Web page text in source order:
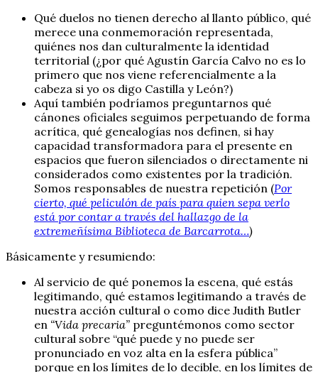
Qué duelos no tienen derecho al llanto público, qué
merece una conmemoración representada,
quiénes nos dan culturalmente la identidad
territorial (¿por qué Agustín García Calvo no es lo
primero que nos viene referencialmente a la
cabeza si yo os digo Castilla y León?)
Aquí también podríamos preguntarnos qué
cánones oficiales seguimos perpetuando de forma
acrítica, qué genealogías nos definen, si hay
capacidad transformadora para el presente en
espacios que fueron silenciados o directamente ni
considerados como existentes por la tradición.
Somos responsables de nuestra repetición (Por
cierto, qué peliculón de país para quien sepa verlo
está por contar a través del hallazgo de la
extremeñísima Biblioteca de Barcarrota…)
Básicamente y resumiendo:
Al servicio de qué ponemos la escena, qué estás
legitimando, qué estamos legitimando a través de
nuestra acción cultural o como dice Judith Butler
en “Vida precaria” preguntémonos como sector
cultural sobre “qué puede y no puede ser
pronunciado en voz alta en la esfera pública”
porque en los límites de lo decible, en los límites de